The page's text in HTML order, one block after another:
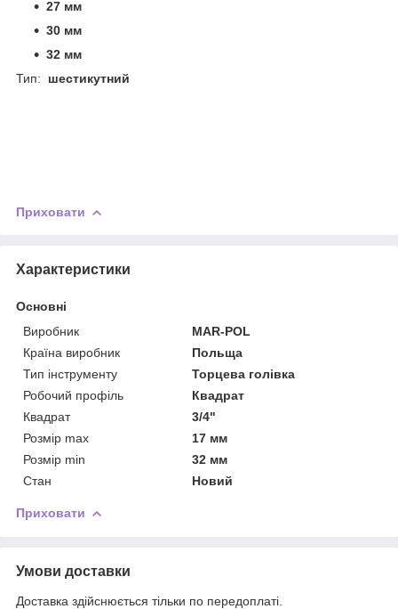
27 мм
30 мм
32 мм
Тип:
шестикутний
Приховати
Характеристики
Основні
Виробник
MAR-POL
Країна виробник
Польща
Тип інструменту
Торцева голівка
Робочий профіль
Квадрат
Квадрат
3/4"
Розмір max
17 мм
Розмір min
32 мм
Стан
Новий
Приховати
Умови доставки
Доставка здійснюється тільки по передоплаті.